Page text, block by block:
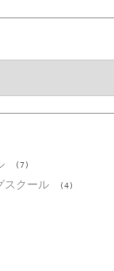
(7)
スクール (4)